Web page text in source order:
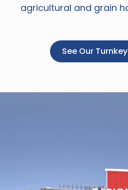
agricultural and grain
See Our